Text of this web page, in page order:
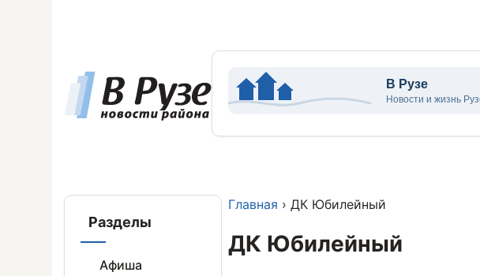
Разделы
Афиша
Главная › ДК Юбилейный
ДК Юбилейный